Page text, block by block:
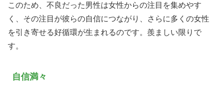
このため、不良だった男性は女性からの注目を集めやす
く、その注目が彼らの自信につながり、さらに多くの女性
を引き寄せる好循環が生まれるのです。羨ましい限りで
す。
自信満々